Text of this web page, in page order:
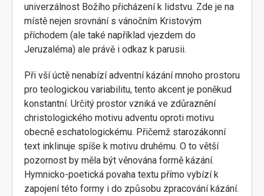
univerzálnost Božího přicházení k lidstvu. Zde je na
místě nejen srovnání s vánočním Kristovým
příchodem (ale také například vjezdem do
Jeruzaléma) ale právě i odkaz k parusii.
Při vší úctě nenabízí adventní kázání mnoho prostoru
pro teologickou variabilitu, tento akcent je poněkud
konstantní. Určitý prostor vzniká ve zdůraznění
christologického motivu adventu oproti motivu
obecně eschatologickému. Přičemž starozákonní
text inklinuje spíše k motivu druhému. O to větší
pozornost by měla být věnována formě kázání.
Hymnicko-poetická povaha textu přímo vybízí k
zapojení této formy i do způsobu zpracování kázání.